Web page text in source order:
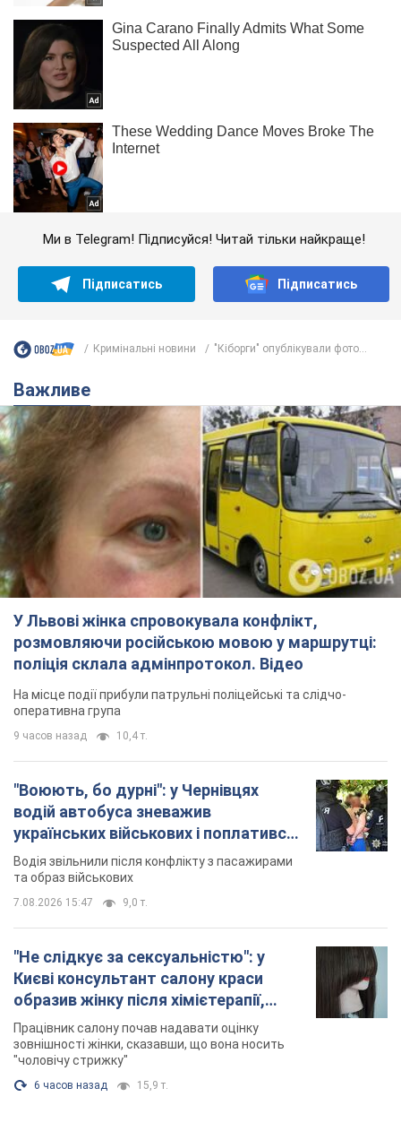
Ми в Telegram! Підписуйся! Читай тільки найкраще!
Підписатись Підписатись
Кримінальні новини "Кіборги" опублікували фото...
Важливе
У Львові жінка спровокувала конфлікт,
розмовляючи російською мовою у маршрутці:
поліція склала адмінпротокол. Відео
На місце події прибули патрульні поліцейські та слідчо-
оперативна група
9 часов назад 10,4 т.
"Воюють, бо дурні": у Чернівцях
водій автобуса зневажив
українських військових і поплатився.
Відео
Водія звільнили після конфлікту з пасажирами
та образ військових
7.08.2026 15:47 9,0 т.
"Не слідкує за сексуальністю": у
Києві консультант салону краси
образив жінку після хімієтерапії,
розгорівся скандал. Фото
Працівник салону почав надавати оцінку
зовнішності жінки, сказавши, що вона носить
"чоловічу стрижку"
6 часов назад 15,9 т.